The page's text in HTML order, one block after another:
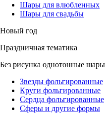
Шары для влюбленных
Шары для свадьбы
Новый год
Праздничная тематика
Без рисунка однотонные шары
Звезды фольгированные
Круги фольгированные
Сердца фольгированные
Сферы и другие формы